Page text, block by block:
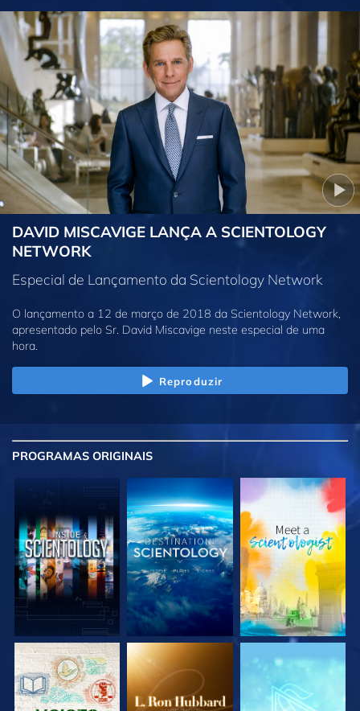
DAVID MISCAVIGE LANÇA A SCIENTOLOGY
NETWORK
Especial de Lançamento da Scientology Network
O lançamento a 12 de março de 2018 da Scientology Network,
apresentado pelo Sr. David Miscavige neste especial de uma
hora.
Reproduzir
PROGRAMAS ORIGINAIS
EXPLORE A SÉRIE EXPLORE A SÉRIE EXPLORE A SÉRIE